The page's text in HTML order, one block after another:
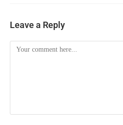
Leave a Reply